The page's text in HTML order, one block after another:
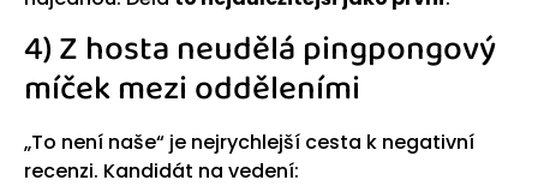
4) Z hosta neudělá pingpongový
míček mezi odděleními
„To není naše“ je nejrychlejší cesta k negativní
recenzi. Kandidát na vedení: